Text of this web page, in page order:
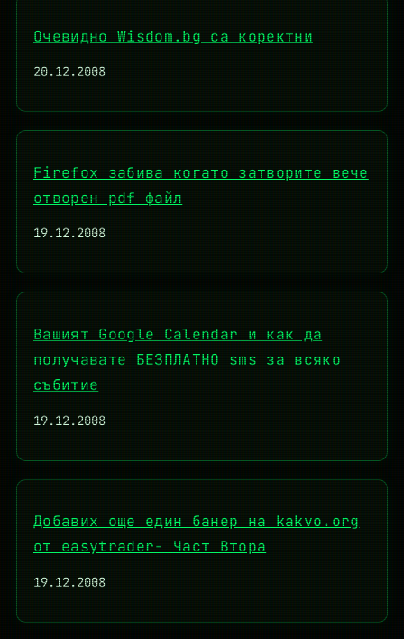
Очевидно Wisdom.bg са коректни
20.12.2008
Firefox забива когато затворите вече
отворен pdf файл
19.12.2008
Вашият Google Calendar и как да
получавате БЕЗПЛАТНО sms за всяко
събитие
19.12.2008
Добавих още един банер на kakvo.org
от easytrader- Част Втора
19.12.2008